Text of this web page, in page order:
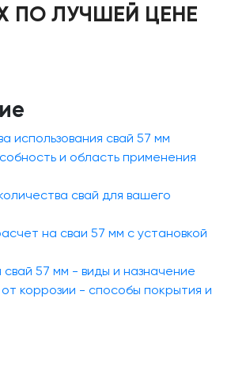
ПО ЛУЧШЕЙ ЦЕНЕ
использования свай 57 мм
и область применения
свай для вашего
на сваи 57 мм с установкой
свай 57 мм - виды и назначение
коррозии - способы покрытия и